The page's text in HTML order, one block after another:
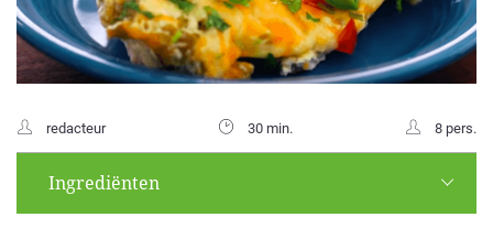
redacteur 30 min. 8 pers.
Ingrediënten